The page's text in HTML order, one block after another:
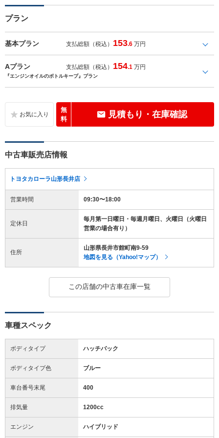
プラン
基本プラン 支払総額（税込） 153.6 万円
Aプラン 支払総額（税込） 154.1 万円
『エンジンオイルのボトルキープ』プラン
無
料
見積もり・在庫確認
中古車販売店情報
トヨタカローラ山形長井店
営業時間 09:30〜18:00
定休日
毎月第一日曜日・毎週月曜日、火曜日（火曜日
営業の場合有り）
住所
山形県長井市館町南9-59
地図を見る（Yahoo!マップ）
この店舗の中古車在庫一覧
車種スペック
ボディタイプ ハッチバック
ボディタイプ色 ブルー
車台番号末尾 400
排気量 1200cc
エンジン ハイブリッド